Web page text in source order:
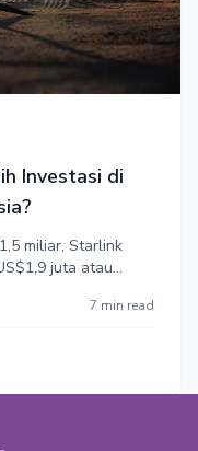
Investasi di
miliar, Starlink
juta atau
7 min read